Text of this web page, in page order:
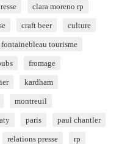
clara moreno rp
craft beer culture
fontainebleau tourisme
fromage
kardham
montreuil
paris paul chantler
relations presse rp